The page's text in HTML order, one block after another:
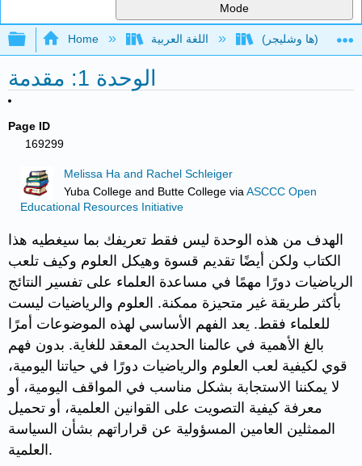
Mode
Expand/collapse global hierarchy
Home
الوحدة 1: مقدمة
Page ID
169299
Melissa Ha and Rachel Schleiger
Yuba College and Butte College viaASCCC Open
Educational Resources Initiative
الهدف من هذه الوحدة ليس فقط تعريفك بما سيغطيه هذا
الكتاب ولكن أيضًا تقديم قسوة وهيكل العلوم وكيف تلعب
الرياضيات دورًا مهمًا في مساعدة العلماء على تفسير النتائج
بأكثر طريقة غير متحيزة ممكنة. العلوم والرياضيات ليست
للعلماء فقط. يعد الفهم الأساسي لهذه الموضوعات أمرًا
بالغ الأهمية في عالمنا الحديث المعقد للغاية. بدون فهم
قوي لكيفية لعب العلوم والرياضيات دورًا في حياتنا اليومية،
لا يمكننا الاستجابة بشكل مناسب في المواقف اليومية، أو
معرفة كيفية التصويت على القوانين العلمية، أو تحميل
الممثلين العامين المسؤولية عن قراراتهم بشأن السياسة
العلمية.